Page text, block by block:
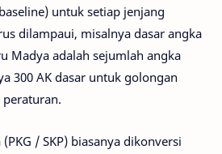
untuk setiap jenjang
dilampaui, misalnya dasar angka
Madya adalah sejumlah angka
300 AK dasar untuk golongan
/ SKP) biasanya dikonversi